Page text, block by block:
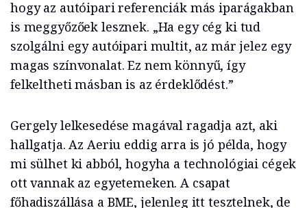
hogy az autóipari referenciák más iparágakban
is meggyőzőek lesznek. „Ha egy cég ki tud
szolgálni egy autóipari multit, az már jelez egy
magas színvonalat. Ez nem könnyű, így
felkeltheti másban is az érdeklődést.”
Gergely lelkesedése magával ragadja azt, aki
hallgatja. Az Aeriu eddig arra is jó példa, hogy
mi sülhet ki abból, hogyha a technológiai cégek
ott vannak az egyetemeken. A csapat
főhadiszállása a BME, jelenleg itt tesztelnek, de